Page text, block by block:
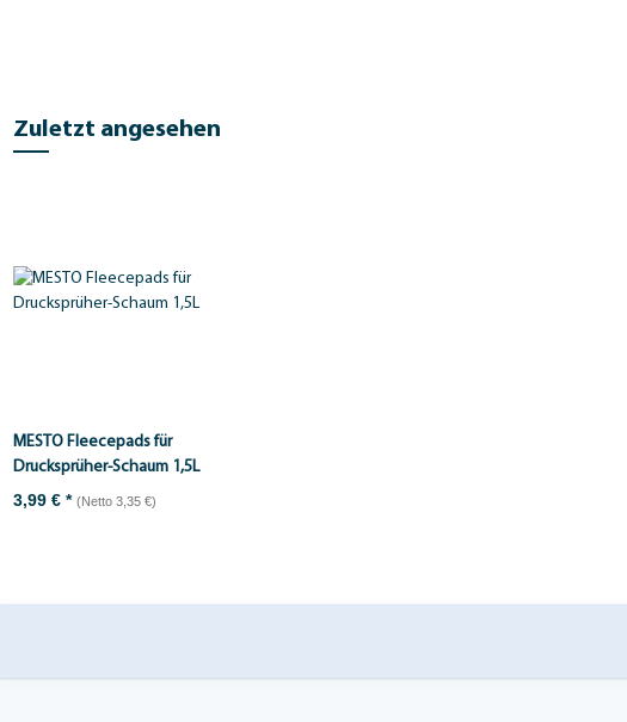
Zuletzt angesehen
MESTO Fleecepads für
Drucksprüher-Schaum 1,5L
3,99 €* (Netto 3,35 €)